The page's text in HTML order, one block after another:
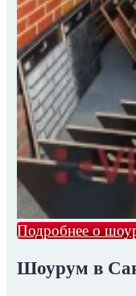
Подробнее о
Шоурум в